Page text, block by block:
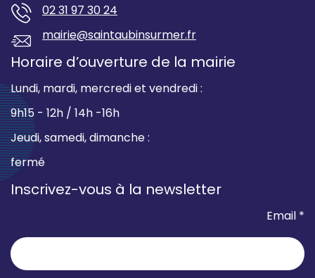
02 31 97 30 24
mairie@saintaubinsurmer.fr
Horaire d’ouverture de la mairie
Lundi, mardi, mercredi et vendredi :
9h15 - 12h / 14h -16h
Jeudi, samedi, dimanche :
fermé
Inscrivez-vous à la newsletter
Email *